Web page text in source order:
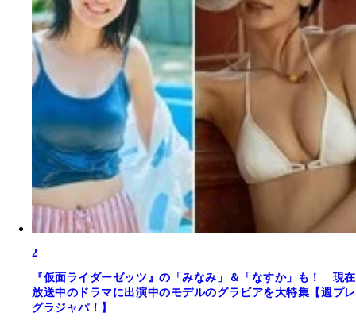
2
『仮面ライダーゼッツ』の「みなみ」＆「なすか」も！ 現在
放送中のドラマに出演中のモデルのグラビアを大特集【週プレ
グラジャパ！】